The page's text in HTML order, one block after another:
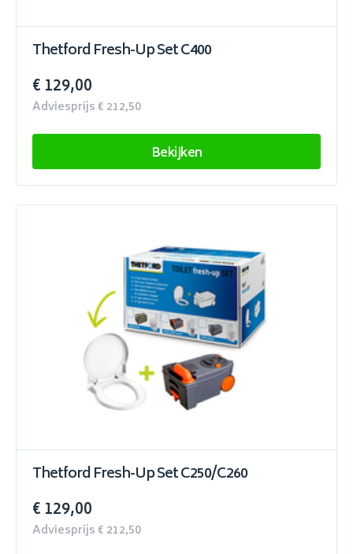
Thetford Fresh-Up Set C400
€ 129,00
Adviesprijs € 212,50
Bekijken
Thetford Fresh-Up Set C250/C260
€ 129,00
Adviesprijs € 212,50